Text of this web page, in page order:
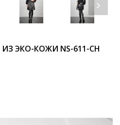
ЭКО-КОЖИ NS-611-CH